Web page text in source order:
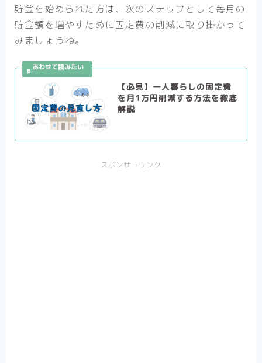
貯金を始められた方は、次のステップとして毎月の
貯金額を増やすために固定費の削減に取り掛かって
みましょうね。
【必見】一人暮らしの固定費
を月1万円削減する方法を徹底
解説
スポンサーリンク